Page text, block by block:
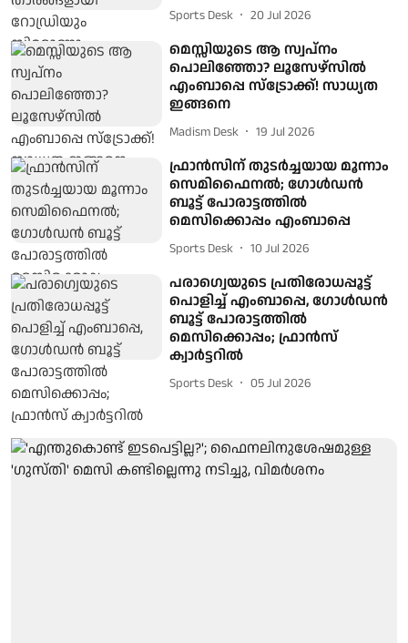
Sports Desk 20 Jul 2026
മെസ്സിയുടെ ആ സ്വപ്‌നം
പൊലിഞ്ഞോ? ലൂസേഴ്‌സിൽ
എംബാപ്പെ സ്‌ട്രോക്ക്! സാധ്യത
ഇങ്ങനെ
Madism Desk 19 Jul 2026
ഫ്രാൻസിന് തുടർച്ചയായ മൂന്നാം
സെമിഫൈനൽ; ഗോള്‍ഡന്‍
ബൂട്ട് പോരാട്ടത്തില്‍
മെസിക്കൊപ്പം എംബാപ്പെ
Sports Desk 10 Jul 2026
പരാഗ്വെയുടെ പ്രതിരോധപ്പൂട്ട്
പൊളിച്ച് എംബാപ്പെ, ഗോള്‍ഡന്‍
ബൂട്ട് പോരാട്ടത്തില്‍
മെസിക്കൊപ്പം; ഫ്രാന്‍സ്
ക്വാര്‍ട്ടറില്‍
Sports Desk 05 Jul 2026